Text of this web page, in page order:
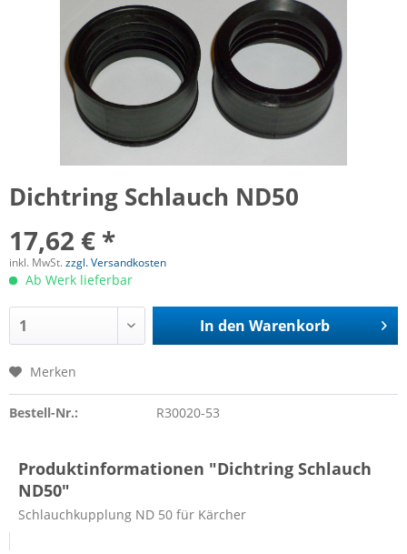
Dichtring Schlauch ND50
17,62 € *
inkl. MwSt. zzgl. Versandkosten
Ab Werk lieferbar
In den Warenkorb
Merken
Bestell-Nr.: R30020-53
Produktinformationen "Dichtring Schlauch
ND50"
Schlauchkupplung ND 50 für Kärcher